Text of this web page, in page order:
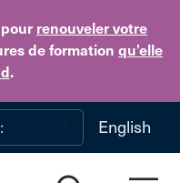
pour renouveler votre
de formation qu’elle
.
Skip to main content
English